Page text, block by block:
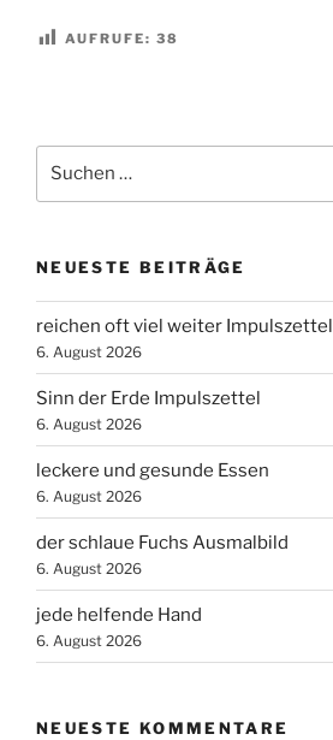
AUFRUFE: 38
nach:
NEUESTE BEITRÄGE
reichen oft viel weiter Impulszettel
6. August 2026
Sinn der Erde Impulszettel
6. August 2026
leckere und gesunde Essen
6. August 2026
der schlaue Fuchs Ausmalbild
6. August 2026
jede helfende Hand
6. August 2026
NEUESTE KOMMENTARE